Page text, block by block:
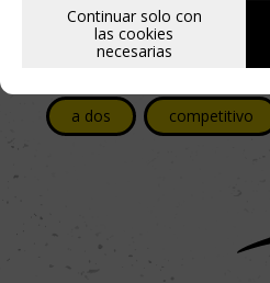
subasta
a dos competitivo
Continuar solo con
las cookies
necesarias